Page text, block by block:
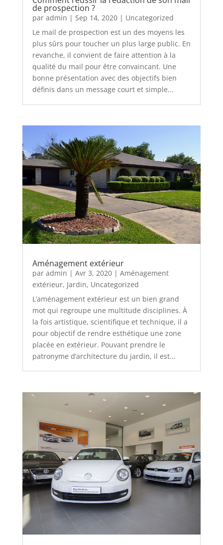
de prospection ?
par admin | Sep 14, 2020| Uncategorized
Le mail de prospection est un des moyens les
plus sûrs pour toucher un plus large public. En
revanche, il convient de faire attention à la
qualité du mail pour être convaincant. Une
bonne présentation avec des objectifs bien
définis dans un message court et simple...
Aménagement extérieur
par admin | Avr 3, 2020| Aménagement
extérieur, Jardin, Uncategorized
L’aménagement extérieur est un bien grand
mot qui regroupe une multitude disciplines. À
la fois artistique, scientifique et technique, il a
pour objectif de rendre esthétique une zone
placée en extérieur. Pouvant prendre le
patronyme d’architecture du jardin, il est...